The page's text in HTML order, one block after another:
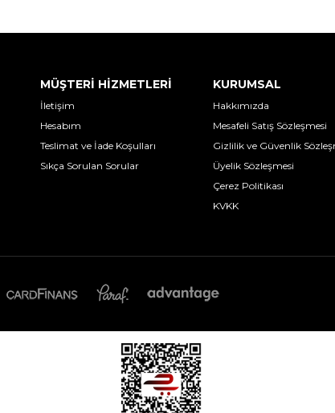
MÜŞTERİ HİZMETLERİ
İletişim
Hesabım
Teslimat ve İade Koşulları
Sıkça Sorulan Sorular
KURUMSAL
Hakkımızda
Mesafeli Satış Sözleşmesi
Gizlilik ve Güvenlik
Üyelik Sözleşmesi
Çerez Politikası
KVKK